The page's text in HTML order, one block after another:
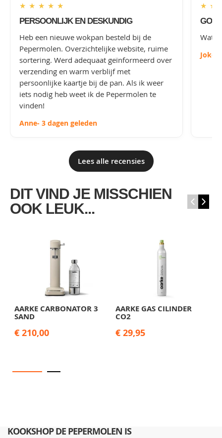
★ ★ ★ ★ ★
PERSOONLIJK EN DESKUNDIG
Heb een nieuwe wokpan besteld bij de
Pepermolen. Overzichtelijke website, ruime
sortering. Werd adequaat geïnformeerd over
verzending en warm verblijf met
persoonlijke kaartje bij de pan. Als ik weer
iets nodig heb weet ik de Pepermolen te
vinden!
Anne- 3 dagen geleden
★ ★
Wat
Joke
Lees alle recensies
DIT VIND JE MISSCHIEN
OOK LEUK...
‹ ›
AARKE CARBONATOR 3
SAND
€ 210,00
AARKE GAS CILINDER
CO2
€ 29,95
KOOKSHOP DE PEPERMOLEN IS